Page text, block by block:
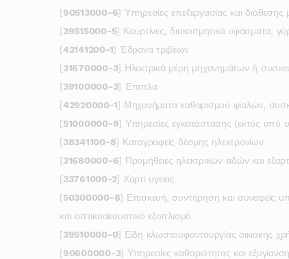
[90513000-6] Υπηρεσίες επεξεργασίας και
[39515000-5] Κουρτίνες, διακοσμητικά υφάσματα,
[42141200-1] Έδρανα τριβέων
[31670000-3] Ηλεκτρικά μέρη μηχανημάτων ή
[39100000-3] Έπιπλα
[42920000-1] Μηχανήματα καθαρισμού φιαλών,
[51000000-9] Υπηρεσίες εγκατάστασης (εκτός από
[38341100-8] Καταγραφείς δέσμης ηλεκτρονίων
[31680000-6] Προμήθειες ηλεκτρικών ειδών και
[33761000-2] Χαρτί υγείας
[50300000-8] Επισκευή, συντήρηση και συναφείς
και οπτικοακουστικό εξοπλισμό
[39510000-0] Είδη κλωστοϋφαντουργίας οικιακής
[90600000-3] Υπηρεσίες καθαριότητας και